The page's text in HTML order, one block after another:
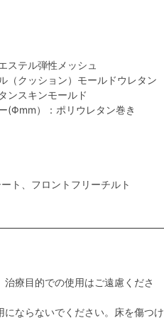
ステル弾性メッシュ
（クッション）モールドウレタン
ンスキンモールド
(Φmm）：ポリウレタン巻き
ト、フロントフリーチルト
療目的での使用はご遠慮くださ
ならないでください。床を傷つけ